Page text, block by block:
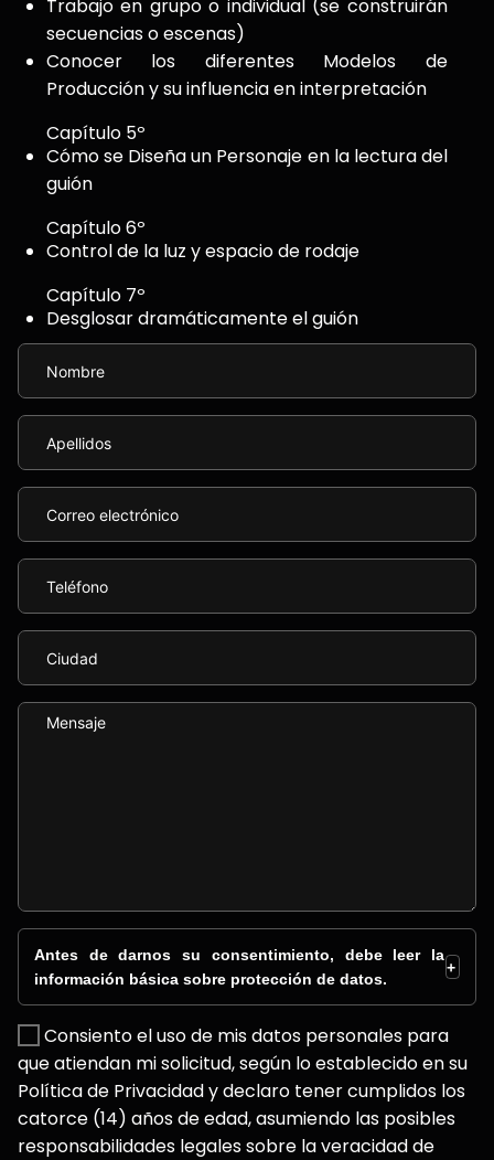
Antes de darnos su consentimiento, debe leer la
información básica sobre protección de datos.
+
Consiento el uso de mis datos personales para
que atiendan mi solicitud, según lo establecido en su
Política de Privacidad y declaro tener cumplidos los
catorce (14) años de edad, asumiendo las posibles
responsabilidades legales sobre la veracidad de
Trabajo en grupo o individual (se construirán
secuencias o escenas)
Conocer los diferentes Modelos de
Producción y su influencia en interpretación
Capítulo 5º
Cómo se Diseña un Personaje en la lectura del
guión
Capítulo 6º
Control de la luz y espacio de rodaje
Capítulo 7º
Desglosar dramáticamente el guión